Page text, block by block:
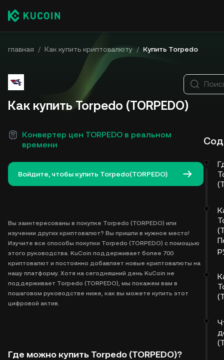
главная / Как купить криптовалюту / Купить Torpedo
Как купить Torpedo (TORPEDO)
Конвертер цен TORPEDO в реальном
времени
Войдите, чтобы купить Torpedo(TORPEDO)
Вы заинтересованы в покупке Torpedo (TORPEDO) или
изучении других криптовалют? Вы пришли в нужное место!
Изучите все способы покупки Torpedo (TORPEDO) с помощью
этого руководства. KuCoin поддерживает более 700
криптовалют и постоянно добавляет новые криптовалюты на
нашу платформу. Хотя на сегодняшний день KuCoin не
поддерживает Torpedo (TORPEDO), мы покажем вам в
пошаговом руководстве ниже, как вы можете купить этот
цифровой актив.
Где можно купить Torpedo (TORPEDO)?